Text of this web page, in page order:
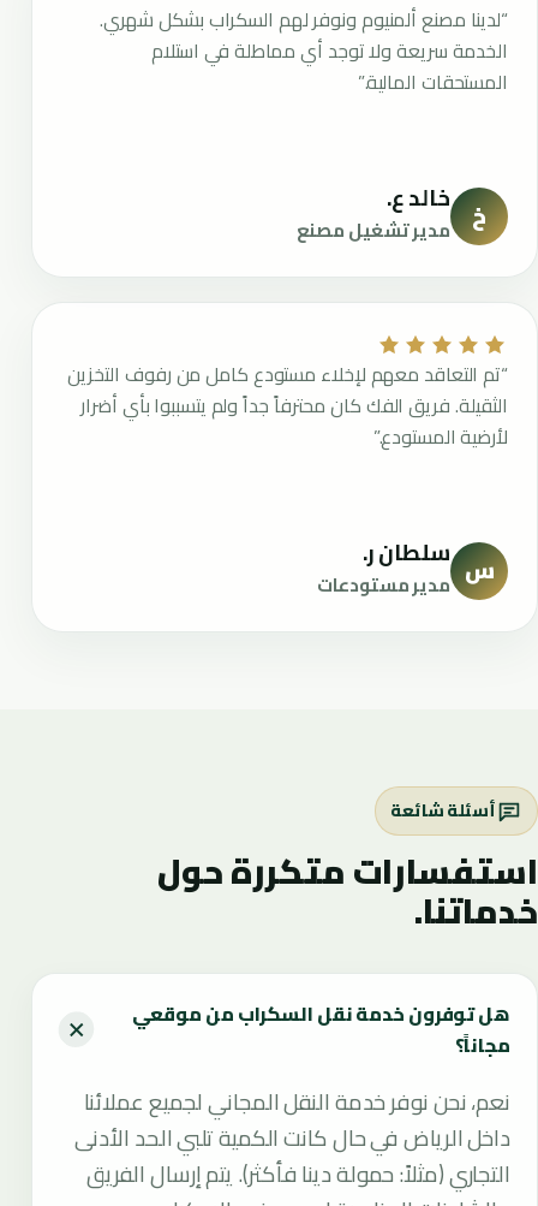
“لدينا مصنع ألمنيوم ونوفر لهم السكراب بشكل شهري.
الخدمة سريعة ولا توجد أي مماطلة في استلام
المستحقات المالية.”
خ خالد ع.
مدير تشغيل مصنع
“تم التعاقد معهم لإخلاء مستودع كامل من رفوف التخزين
الثقيلة. فريق الفك كان محترفاً جداً ولم يتسببوا بأي أضرار
لأرضية المستودع.”
س سلطان ر.
مدير مستودعات
أسئلة شائعة
استفسارات متكررة حول
خدماتنا.
هل توفرون خدمة نقل السكراب من موقعي
مجاناً؟
نعم، نحن نوفر خدمة النقل المجاني لجميع عملائنا
داخل الرياض في حال كانت الكمية تلبي الحد الأدنى
التجاري (مثلاً: حمولة دينا فأكثر). يتم إرسال الفريق